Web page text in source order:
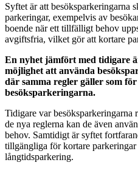
Syftet är att besöksparkeringarna
parkeringar, exempelvis av
boende när ett tillfälligt behov
avgiftsfria, vilket gör att kortare
En nyhet jämfört med tidigare
möjlighet att använda
där samma regler gäller som
besöksparkeringarna.
Tidigare var besöksparkeringarna
de nya reglerna kan de även
behov. Samtidigt är syftet
tillgängliga för kortare
långtidsparkering.